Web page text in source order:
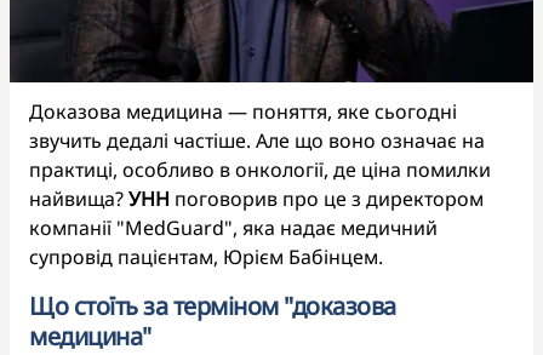
Доказова медицина — поняття, яке сьогодні
звучить дедалі частіше. Але що воно означає на
практиці, особливо в онкології, де ціна помилки
найвища?УНН поговорив про це з директором
компанії "MedGuard", яка надає медичний
супровід пацієнтам, Юрієм Бабінцем.
Що стоїть за терміном "доказова
медицина"